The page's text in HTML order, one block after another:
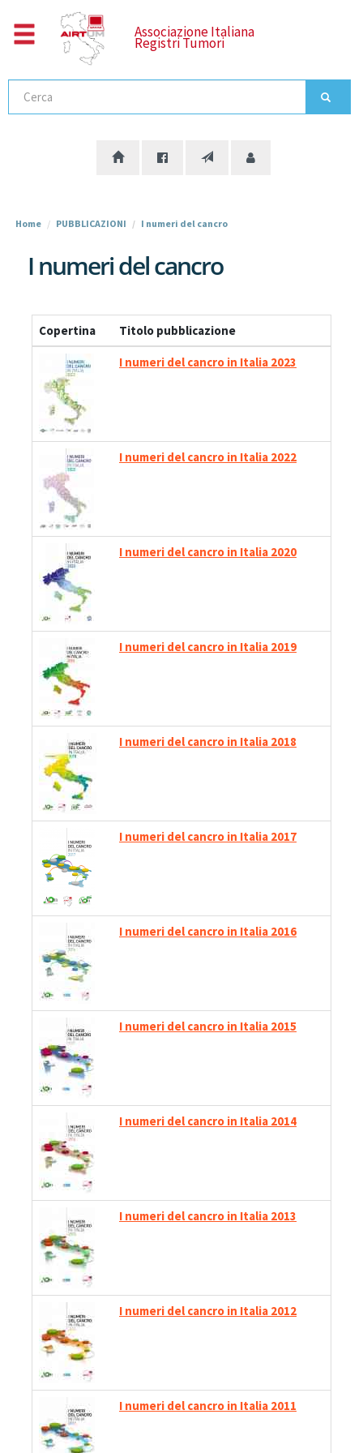
contenuto
Associazione Italiana
Registri Tumori
Home PUBBLICAZIONI I numeri del cancro
I numeri del cancro
Copertina Titolo pubblicazione
I numeri del cancro in Italia 2023
I numeri del cancro in Italia 2022
I numeri del cancro in Italia 2020
I numeri del cancro in Italia 2019
I numeri del cancro in Italia 2018
I numeri del cancro in Italia 2017
I numeri del cancro in Italia 2016
I numeri del cancro in Italia 2015
I numeri del cancro in Italia 2014
I numeri del cancro in Italia 2013
I numeri del cancro in Italia 2012
I numeri del cancro in Italia 2011